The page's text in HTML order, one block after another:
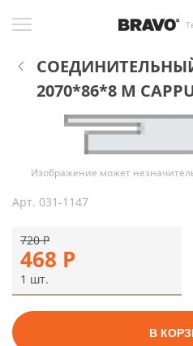
2070*86*8 M
Изображение может
Арт. 031-1147
468 Р
720Р
1 шт.
В